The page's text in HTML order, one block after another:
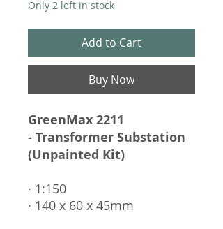
Only 2 left in stock
Add to Cart
Buy Now
GreenMax 2211
- Transformer Substation
(Unpainted Kit)
· 1:150
· 140 x 60 x 45mm